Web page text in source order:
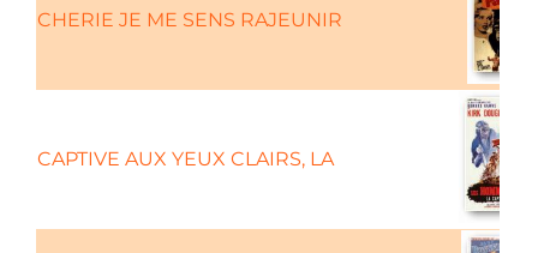
CHERIE JE ME SENS RAJEUNIR
CAPTIVE AUX YEUX CLAIRS, LA